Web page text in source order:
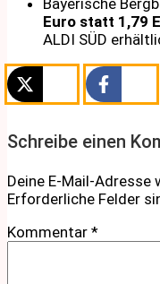
Euro statt 1,79
ALDI SÜD
Schreibe einen
Deine E-Mail-
Erforderliche Felder
Kommentar *